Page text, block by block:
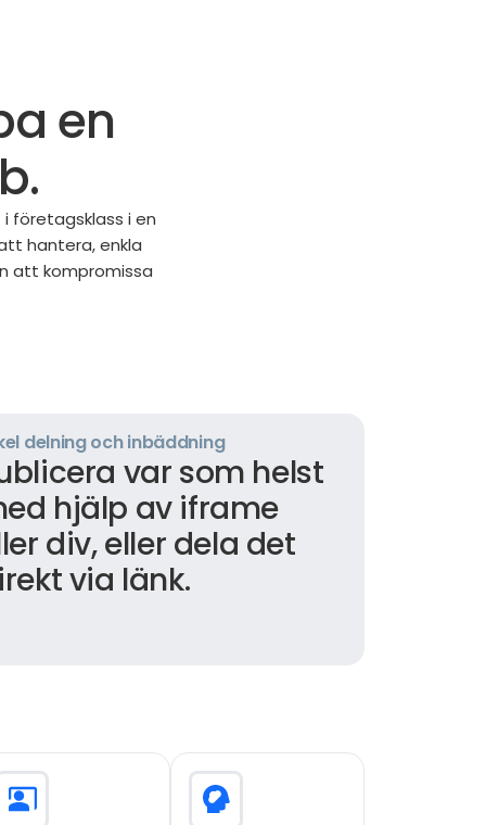
en
företagsklass i en
hantera, enkla
att kompromissa
delning och inbäddning
var som helst
hjälp av iframe
div, eller dela det
via länk.